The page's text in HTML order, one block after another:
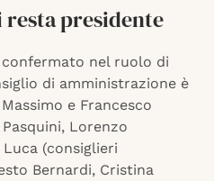
resta presidente
confermato nel ruolo di
di amministrazione è
e Francesco
Lorenzo
Luca (consiglieri
Bernardi, Cristina